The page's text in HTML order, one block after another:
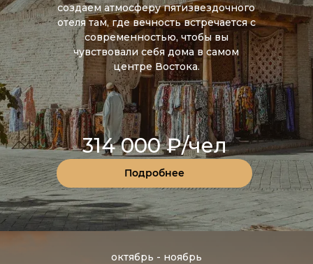
314 000 ₽/чел
Подробнее
создаем атмосферу пятизвездочного
отеля там, где вечность встречается с
современностью, чтобы вы
чувствовали себя дома в самом
центре Востока.
октябрь - ноябрь